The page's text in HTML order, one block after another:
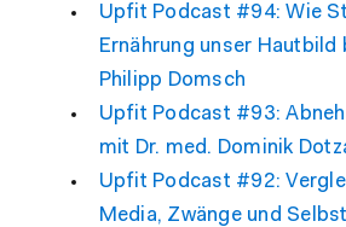
Upfit Podcast #94: Wie
Ernährung unser
Philipp Domsch
Upfit Podcast #93:
mit Dr. med. Dominik
Upfit Podcast #92:
Media, Zwänge und